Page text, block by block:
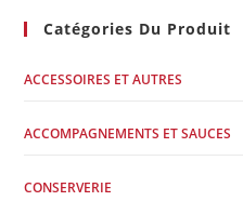
Catégories Du Produit
ACCESSOIRES ET AUTRES
ACCOMPAGNEMENTS ET SAUCES
CONSERVERIE